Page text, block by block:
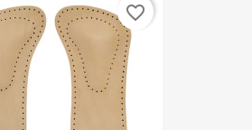
favorite_border